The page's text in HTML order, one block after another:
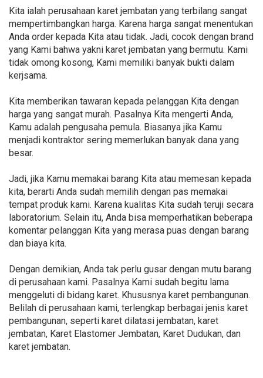
Kita ialah perusahaan karet jembatan yang terbilang sangat
mempertimbangkan harga. Karena harga sangat menentukan
Anda order kepada Kita atau tidak. Jadi, cocok dengan brand
yang Kami bahwa yakni karet jembatan yang bermutu. Kami
tidak omong kosong, Kami memiliki banyak bukti dalam
kerjsama.
Kita memberikan tawaran kepada pelanggan Kita dengan
harga yang sangat murah. Pasalnya Kita mengerti Anda,
Kamu adalah pengusaha pemula. Biasanya jika Kamu
menjadi kontraktor sering memerlukan banyak dana yang
besar.
Jadi, jika Kamu memakai barang Kita atau memesan kepada
kita, berarti Anda sudah memilih dengan pas memakai
tempat produk kami. Karena kualitas Kita sudah teruji secara
laboratorium. Selain itu, Anda bisa memperhatikan beberapa
komentar pelanggan Kita yang merasa puas dengan barang
dan biaya kita.
Dengan demikian, Anda tak perlu gusar dengan mutu barang
di perusahaan kami. Pasalnya Kami sudah begitu lama
menggeluti di bidang karet. Khususnya karet pembangunan.
Belilah di perusahaan kami, terlengkap berbagai jenis karet
pembangunan, seperti karet dilatasi jembatan, karet
jembatan, Karet Elastomer Jembatan, Karet Dudukan, dan
karet jembatan.